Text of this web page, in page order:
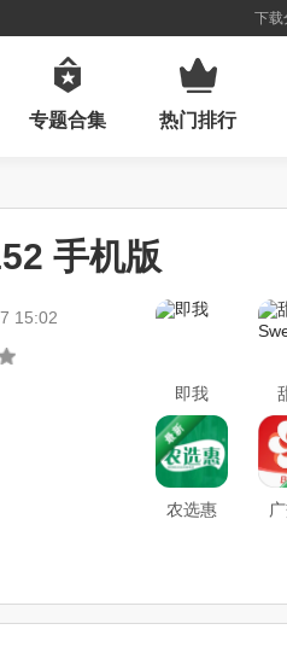
下载
专题合集 热门排行
手机版
15:02
即我
农选惠